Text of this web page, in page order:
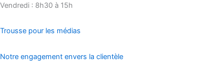
Vendredi : 8h30 à 15h
Trousse pour les médias
Notre engagement envers la clientèle